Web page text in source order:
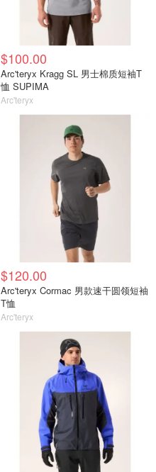
$100.00
Arc'teryx Kragg SL 男士棉质短袖T
恤 SUPIMA
Arc'teryx
$120.00
Arc'teryx Cormac 男款速干圆领短袖
T恤
Arc'teryx